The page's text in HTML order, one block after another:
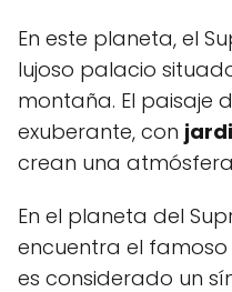
En este planeta, el
lujoso palacio
montaña. El paisaje
exuberante, con
crean una
En el planeta del
encuentra el famoso
es considerado un